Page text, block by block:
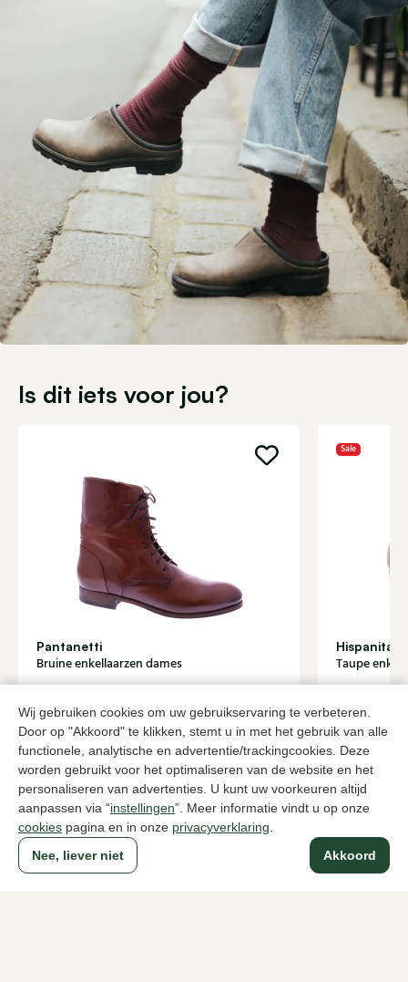
Wij gebruiken cookies om uw gebruikservaring te verbeteren.
Door op "Akkoord" te klikken, stemt u in met het gebruik van alle
functionele, analytische en advertentie/trackingcookies. Deze
worden gebruikt voor het optimaliseren van de website en het
personaliseren van advertenties. U kunt uw voorkeuren altijd
aanpassen via “instellingen”. Meer informatie vindt u op onze
cookies pagina en in onze privacyverklaring
Akkoord
Nee, liever niet
Is dit iets voor jou?
Pantanetti
Bruine enkellaarzen dames
435,00
Sale
Hispanitas
Taupe
179,95
Naar alle producten
Sinds 1983 een begrip in Den Haag